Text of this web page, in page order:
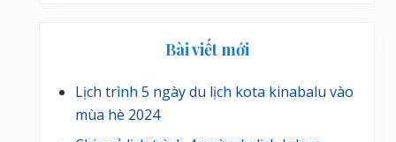
Bài viết mới
Lịch trình 5 ngày du lịch kota kinabalu vào
mùa hè 2024